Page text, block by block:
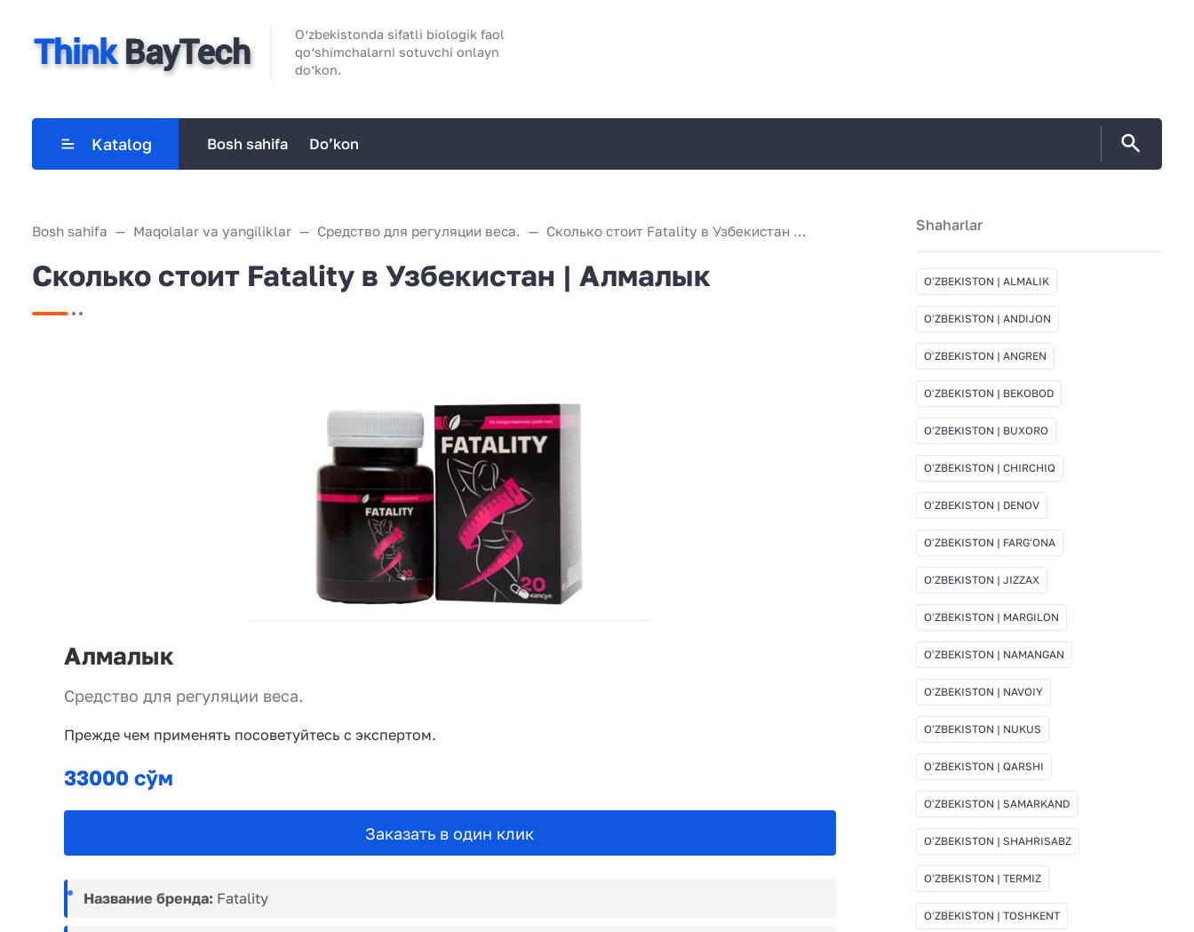
O‘zbekistonda sifatli biologik faol
qo‘shimchalarni sotuvchi onlayn
do‘kon.
Katalog Bosh sahifa Do’kon
Bosh sahifa Maqolalar va yangiliklar Средство для регуляции веса. Сколько стоит Fatality в Узбекистан | Алмалык
Сколько стоит Fatality в Узбекистан | Алмалык
Алмалык
Средство для регуляции веса.
Прежде чем применять посоветуйтесь с экспертом.
33000 сўм
Заказать в один клик
Название бренда: Fatality
Shaharlar
OʻZBEKISTON | ALMALIK
OʻZBEKISTON | ANDIJON
OʻZBEKISTON | ANGREN
OʻZBEKISTON | BEKOBOD
OʻZBEKISTON | BUXORO
OʻZBEKISTON | CHIRCHIQ
OʻZBEKISTON | DENOV
OʻZBEKISTON | FARGʻONA
OʻZBEKISTON | JIZZAX
OʻZBEKISTON | MARGILON
OʻZBEKISTON | NAMANGAN
OʻZBEKISTON | NAVOIY
OʻZBEKISTON | NUKUS
OʻZBEKISTON | QARSHI
OʻZBEKISTON | SAMARKAND
OʻZBEKISTON | SHAHRISABZ
OʻZBEKISTON | TERMIZ
OʻZBEKISTON | TOSHKENT